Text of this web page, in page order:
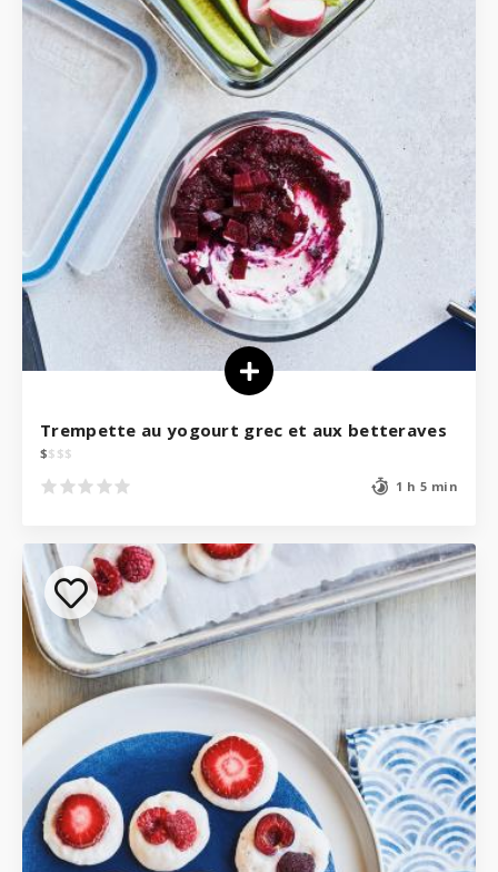
Trempette au yogourt grec et aux betteraves
$$ $$
1 h 5 min